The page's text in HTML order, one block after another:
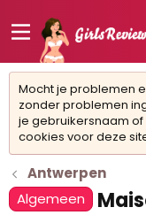
Mocht je problemen
zonder problemen
je gebruikersnaam
cookies voor deze
Antwerpen
Algemeen